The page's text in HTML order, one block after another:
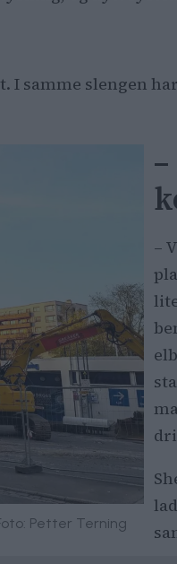
samme slengen
Petter Terning
–